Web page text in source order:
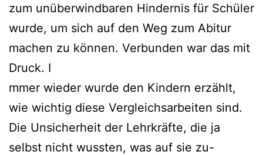
zum unüberwindbaren Hindernis für Schüler
wurde, um sich auf den Weg zum Abitur
machen zu können. Verbunden war das mit
Druck. I
mmer wieder wurde den Kindern erzählt,
wie wichtig diese Vergleichsarbeiten sind.
Die Unsicherheit der Lehrkräfte, die ja
selbst nicht wussten, was auf sie zu-